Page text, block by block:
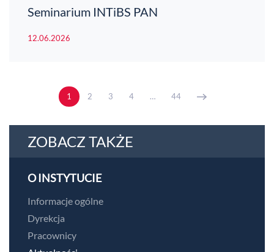
Seminarium INTiBS PAN
12.06.2026
1 2 3 4 … 44
ZOBACZ TAKŻE
O INSTYTUCIE
Informacje ogólne
Dyrekcja
Pracownicy